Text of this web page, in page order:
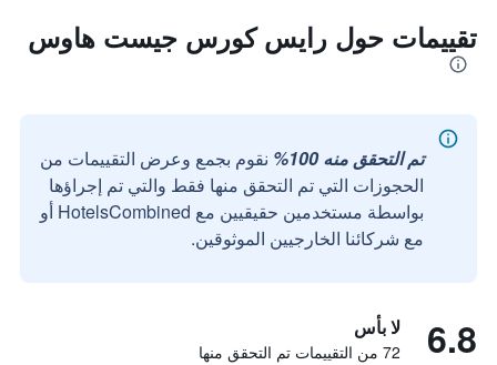
تقييمات حول رايس كورس جيست هاوس
تم التحقق منه 100%
نقوم بجمع وعرض التقييمات من
الحجوزات التي تم التحقق منها فقط والتي تم إجراؤها
بواسطة مستخدمين حقيقيين مع HotelsCombined أو
مع شركائنا الخارجيين الموثوقين.
6.8 لا بأس
72 من التقييمات تم التحقق منها